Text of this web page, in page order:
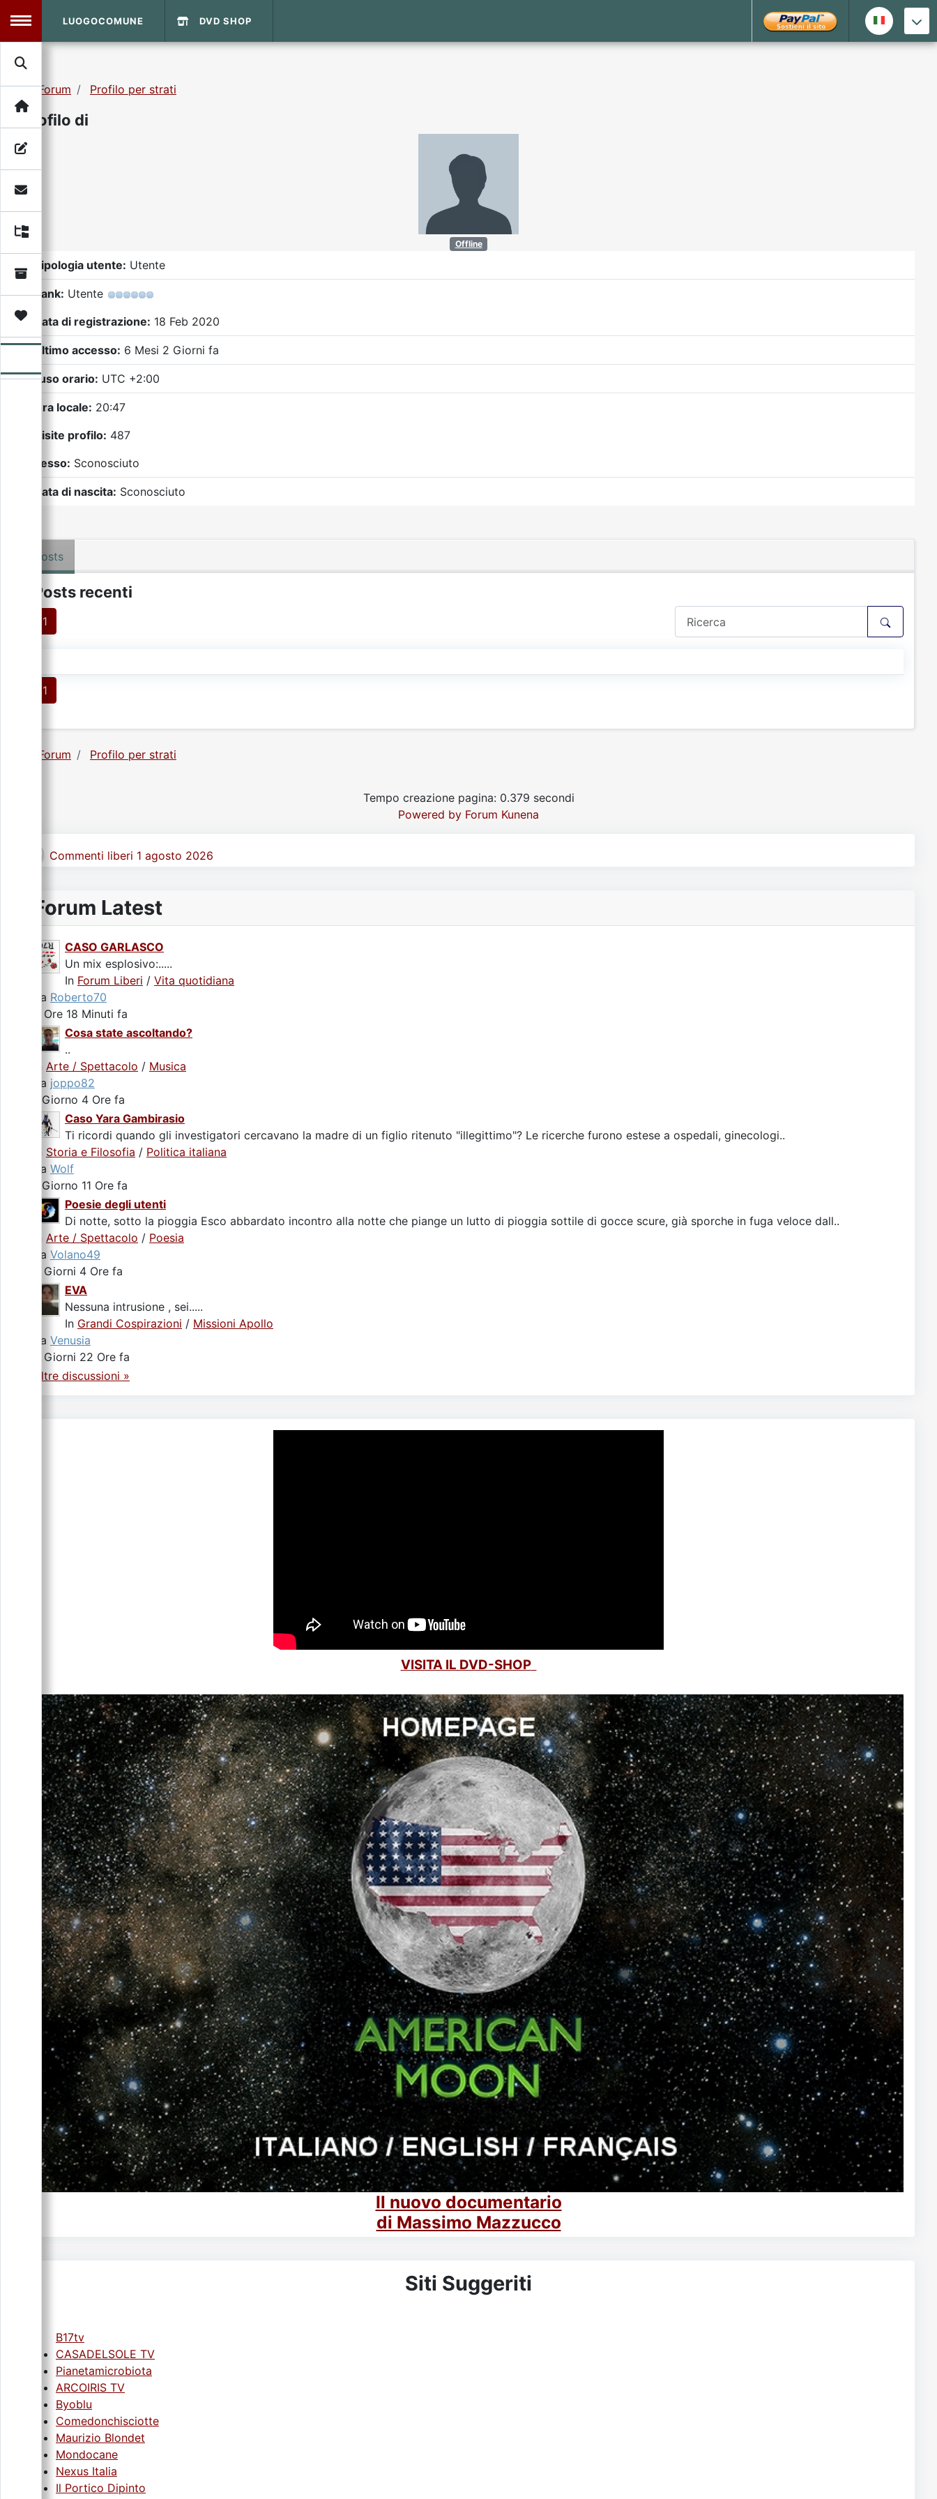
MENU
Search
Archivio
Video
Forum
Donazione
LUOGOCOMUNE DVD SHOP
Forum Profilo per strati
Profilo di
Offline
Tipologia utente: Utente
Rank: Utente
Data di registrazione: 18 Feb 2020
Ultimo accesso: 6 Mesi 2 Giorni fa
Fuso orario: UTC +2:00
Ora locale: 20:47
Visite profilo: 487
Sesso: Sconosciuto
Data di nascita: Sconosciuto
Posts
Posts recenti
1
1
Forum Profilo per strati
Tempo creazione pagina: 0.379 secondi
Powered by Forum Kunena
Commenti liberi 1 agosto 2026
Forum Latest
CASO GARLASCO
Un mix esplosivo:.....
In Forum Liberi / Vita quotidiana
da Roberto70
5 Ore 18 Minuti fa
Cosa state ascoltando?
..
Arte / Spettacolo / Musica
da joppo82
1 Giorno 4 Ore fa
Caso Yara Gambirasio
Ti ricordi quando gli investigatori cercavano la madre di un figlio ritenuto "illegittimo"? Le ricerche furono estese a ospedali, ginecologi..
Storia e Filosofia / Politica italiana
da Wolf
1 Giorno 11 Ore fa
Poesie degli utenti
Di notte, sotto la pioggia Esco abbardato incontro alla notte che piange un lutto di pioggia sottile di gocce scure, già sporche in fuga veloce dall..
Arte / Spettacolo / Poesia
da Volano49
2 Giorni 4 Ore fa
EVA
Nessuna intrusione , sei.....
In Grandi Cospirazioni / Missioni Apollo
da Venusia
3 Giorni 22 Ore fa
Altre discussioni »
VISITA IL DVD-SHOP
Il nuovo documentario
di Massimo Mazzucco
Siti Suggeriti
B17tv
CASADELSOLE TV
Pianetamicrobiota
ARCOIRIS TV
Byoblu
Comedonchisciotte
Maurizio Blondet
Mondocane
Nexus Italia
Il Portico Dipinto